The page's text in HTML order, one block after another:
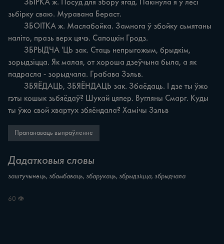
зьбірку сваю. Муравана Бераст.
наліто, празь верх цячэ. Сапоцкін Гродз.
зорыдзіцца. Як малая, от хороша дзеўчына была, а як
падрасла - зорыдчала. Грабава Зэльв.
гэты кошык зьбяёдаў? Шукай цяпер. Вугляны Смарг. Куды
ты ўжо свой хвартух збяёндала? Хамічы Зэльв
Прапанаваць выпраўленне
Дадатковыя словы
заштучынець, збамбаваць, збарукаць, збрыдзіцца, збрыдчала
60 👁